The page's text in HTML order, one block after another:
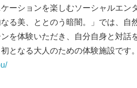
ーションを楽しむソーシャルエン
る美、ととのう暗闇。」では、自
を体験いただき、自分自身と対話
となる大人のための体験施設です。